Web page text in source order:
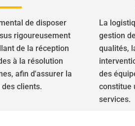
de disposer
rigoureusement
de la réception
à la résolution
afin d'assurer la
clients.
La
gestion
qualités,
des
constitue
services.